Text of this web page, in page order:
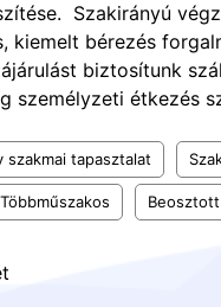
Szakirányú
kiemelt bérezés
biztosítunk
személyzeti étkezés
szakmai tapasztalat
Többműszakos Beosztott